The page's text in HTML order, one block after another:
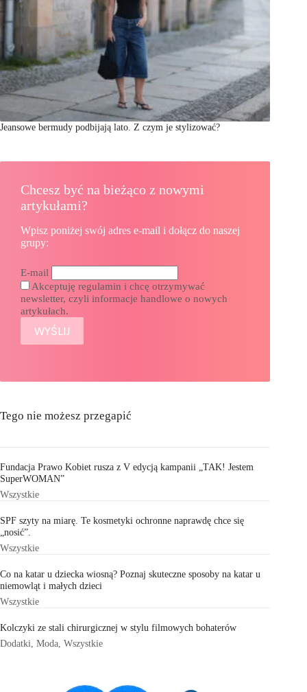
Jeansowe bermudy podbijają lato. Z czym je stylizować?
Chcesz być na bieżąco z nowymi
artykułami?
Wpisz poniżej swój adres e-mail i dołącz do naszej
grupy:
E-mail
Akceptuję regulamin i chcę otrzymywać
newsletter, czyli informacje handlowe o nowych
artykułach.
Tego nie możesz przegapić
Fundacja Prawo Kobiet rusza z V edycją kampanii „TAK! Jestem
SuperWOMAN”
Wszystkie
SPF szyty na miarę. Te kosmetyki ochronne naprawdę chce się
„nosić”.
Wszystkie
Co na katar u dziecka wiosną? Poznaj skuteczne sposoby na katar u
niemowląt i małych dzieci
Wszystkie
Kolczyki ze stali chirurgicznej w stylu filmowych bohaterów
Dodatki Moda Wszystkie